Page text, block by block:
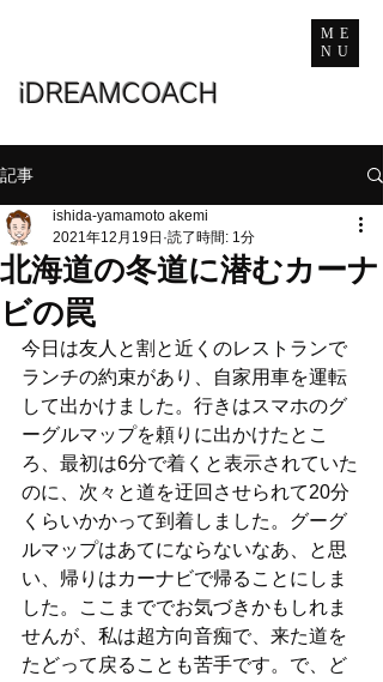
ME
NU
iDREAMCOACH
記事
北海道の冬道に潜むカーナ
ビの罠
ishida-yamamoto akemi
2021年12月19日 読了時間: 1分
今日は友人と割と近くのレストランで
ランチの約束があり、自家用車を運転
して出かけました。行きはスマホのグ
ーグルマップを頼りに出かけたとこ
ろ、最初は6分で着くと表示されていた
のに、次々と道を迂回させられて20分
くらいかかって到着しました。グーグ
ルマップはあてにならないなあ、と思
い、帰りはカーナビで帰ることにしま
した。ここまででお気づきかもしれま
せんが、私は超方向音痴で、来た道を
たどって戻ることも苦手です。で、ど